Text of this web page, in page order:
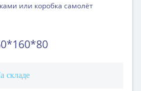
или коробка самолёт
складе